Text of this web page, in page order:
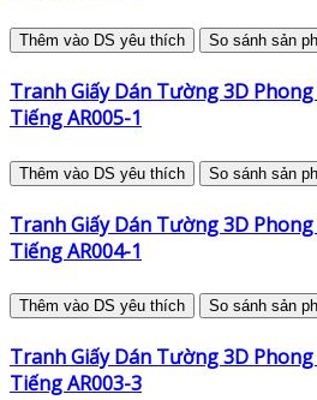
Thêm vào DS yêu thích So sánh sản
Tranh Giấy Dán Tường 3D
Tiếng AR005-1
Thêm vào DS yêu thích So sánh sản
Tranh Giấy Dán Tường 3D
Tiếng AR004-1
Thêm vào DS yêu thích So sánh sản
Tranh Giấy Dán Tường 3D
Tiếng AR003-3